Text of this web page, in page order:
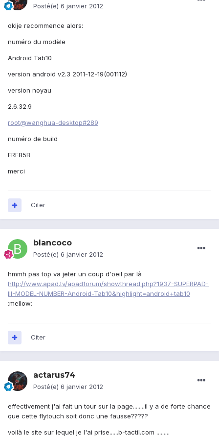
Posté(e) 6 janvier 2012
okije recommence alors:
numéro du modèle
Android Tab10
version android v2.3 2011-12-19(001112)
version noyau
2.6.32.9
root@wanghua-desktop#289
numéro de build
FRF85B
merci
Citer
blancoco
Posté(e) 6 janvier 2012
hmmh pas top va jeter un coup d'oeil par là
http://www.apad.tv/apadforum/showthread.php?1937-SUPERPAD-
III-MODEL-NUMBER-Android-Tab10&highlight=android+tab10
:mellow:
Citer
actarus74
Posté(e) 6 janvier 2012
effectivement j'ai fait un tour sur la page........il y a de forte chance
que cette flytouch soit donc une fausse?????
voilà le site sur lequel je l'ai prise......b-tactil.com .........